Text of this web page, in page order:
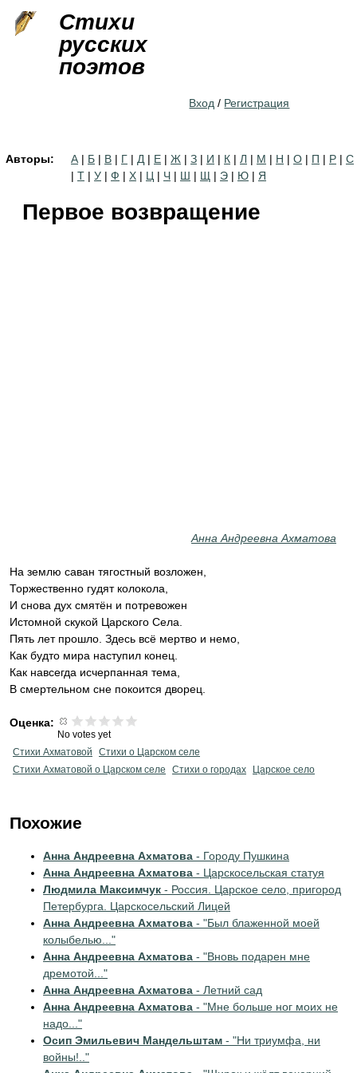
Стихи
русских
поэтов
Вход / Регистрация
Авторы: А | Б | В | Г | Д | Е | Ж | З | И | К | Л | М | Н | О | П | Р | С
| Т | У | Ф | Х | Ц | Ч | Ш | Щ | Э | Ю | Я
Первое возвращение
Анна Андреевна Ахматова
На землю саван тягостный возложен,
Торжественно гудят колокола,
И снова дух смятён и потревожен
Истомной скукой Царского Села.
Пять лет прошло. Здесь всё мертво и немо,
Как будто мира наступил конец.
Как навсегда исчерпанная тема,
В смертельном сне покоится дворец.
Оценка:
No votes yet
Стихи Ахматовой
Стихи о Царском селе
Стихи Ахматовой о Царском селе
Стихи о городах Царское село
Похожие
Анна Андреевна Ахматова - Городу Пушкина
Анна Андреевна Ахматова - Царскосельская статуя
Людмила Максимчук - Россия. Царское село, пригород
Петербурга. Царскосельский Лицей
Анна Андреевна Ахматова - "Был блаженной моей
колыбелью..."
Анна Андреевна Ахматова - "Вновь подарен мне
дремотой..."
Анна Андреевна Ахматова - Летний сад
Анна Андреевна Ахматова - "Мне больше ног моих не
надо..."
Осип Эмильевич Мандельштам - "Ни триумфа, ни
войны!.."